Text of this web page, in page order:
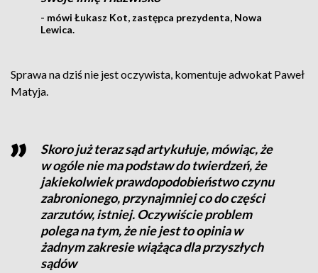
- mówi Łukasz Kot, zastępca prezydenta, Nowa
Lewica.
Sprawa na dziś nie jest oczywista, komentuje adwokat Paweł
Matyja.
Skoro już teraz sąd artykułuje, mówiąc, że
w ogóle nie ma podstaw do twierdzeń, że
jakiekolwiek prawdopodobieństwo czynu
zabronionego, przynajmniej co do części
zarzutów, istniej. Oczywiście problem
polega na tym, że nie jest to opinia w
żadnym zakresie wiążąca dla przyszłych
sądów